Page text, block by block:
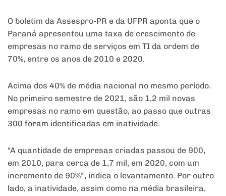
O boletim da Assespro-PR e da UFPR aponta que o
Paraná apresentou uma taxa de crescimento de
empresas no ramo de serviços em TI da ordem de
70%, entre os anos de 2010 e 2020.
Acima dos 40% de média nacional no mesmo período.
No primeiro semestre de 2021, são 1,2 mil novas
empresas no ramo em questão, ao passo que outras
300 foram identificadas em inatividade.
“A quantidade de empresas criadas passou de 900,
em 2010, para cerca de 1,7 mil, em 2020, com um
incremento de 90%”, indica o levantamento. Por outro
lado, a inatividade, assim como na média brasileira,